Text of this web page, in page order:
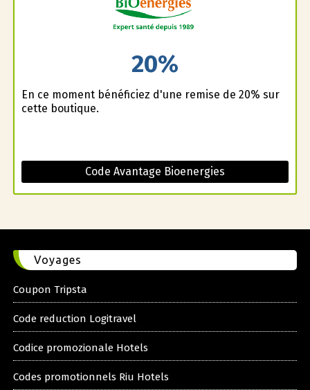
20%
En ce moment bénéficiez d'une remise de 20% sur
cette boutique.
Code Avantage Bioenergies
Voyages
Coupon Tripsta
Code reduction Logitravel
Codice promozionale Hotels
Codes promotionnels Riu Hotels